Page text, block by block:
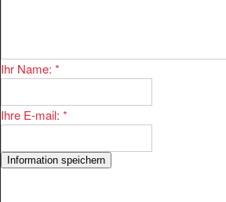
Ihr Name: *
Ihre E-mail: *